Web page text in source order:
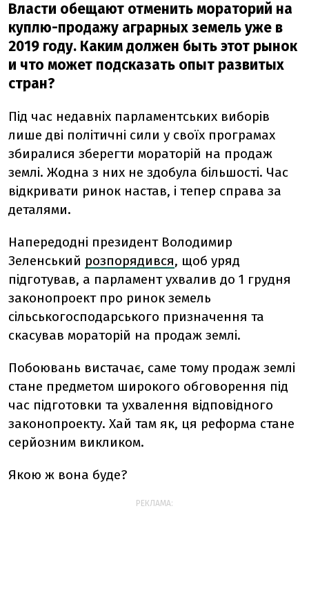
Власти обещают отменить мораторий на
куплю-продажу аграрных земель уже в
2019 году. Каким должен быть этот рынок
и что может подсказать опыт развитых
стран?
Під час недавніх парламентських виборів
лише дві політичні сили у своїх програмах
збиралися зберегти мораторій на продаж
землі. Жодна з них не здобула більшості. Час
відкривати ринок настав, і тепер справа за
деталями.
Напередодні президент Володимир
Зеленський розпорядився, щоб уряд
підготував, а парламент ухвалив до 1 грудня
законопроект про ринок земель
сільськогосподарського призначення та
скасував мораторій на продаж землі.
Побоювань вистачає, саме тому продаж землі
стане предметом широкого обговорення під
час підготовки та ухвалення відповідного
законопроекту. Хай там як, ця реформа стане
серйозним викликом.
Якою ж вона буде?
РЕКЛАМА: